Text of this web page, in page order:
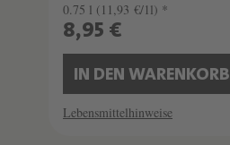
0.75 l (11,93 €/1l) *
8,95 €
IN DEN WARENKORB
Lebensmittelhinweise